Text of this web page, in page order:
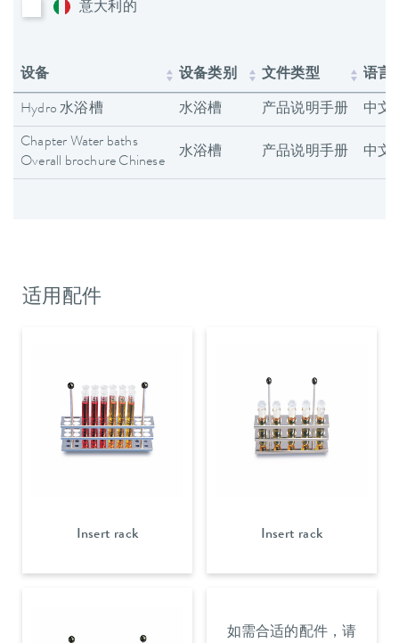
意大利​的
设备 设备类别 文件类型 语言
Hydro 水浴槽 水浴槽 产品说明手册 中文
Chapter Water baths
Overall brochure Chinese
水浴槽 产品说明手册 中文
适用配件
Insert rack Insert rack
如需合适的配件，请